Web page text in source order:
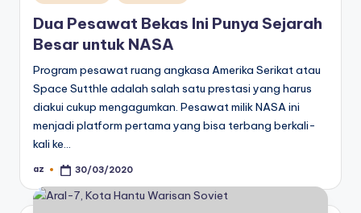
in
Dua Pesawat Bekas Ini Punya Sejarah
Besar untuk NASA
Program pesawat ruang angkasa Amerika Serikat atau
Space Sutthle adalah salah satu prestasi yang harus
diakui cukup mengagumkan. Pesawat milik NASA ini
menjadi platform pertama yang bisa terbang berkali-
kali ke…
Posted
az 30/03/2020